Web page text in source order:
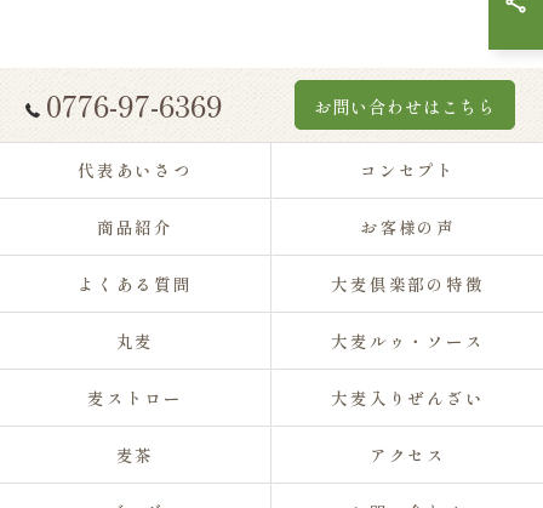
0776-97-6369 お問い合わせはこちら
代表あいさつ コンセプト
商品紹介 お客様の声
よくある質問 大麦倶楽部の特徴
丸麦 大麦ルゥ・ソース
麦ストロー 大麦入りぜんざい
麦茶 アクセス